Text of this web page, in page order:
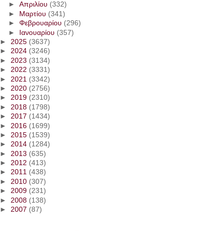
► Απριλίου (332)
►
Μαρτίου (341)
► Φεβρουαρίου (296)
► Ιανουαρίου (357)
► 2025 (3637)
►2024 (3246)
► 2023 (3134)
►2022 (3331)
► 2021 (3342)
► 2020 (2756)
►2019 (2310)
► 2018 (1798)
►2017 (1434)
► 2016 (1699)
► 2015 (1539)
►2014 (1284)
► 2013 (635)
►2012 (413)
►2011 (438)
► 2010 (307)
►2009 (231)
► 2008 (138)
►2007 (87)